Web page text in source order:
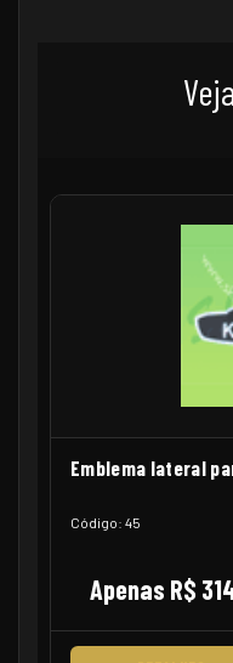
Emblema lateral
Código: 45
Apenas R$